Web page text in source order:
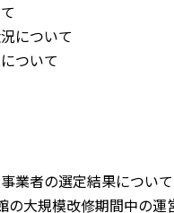
て
について
ついて
開設及び運営
大規模改修期間中の運